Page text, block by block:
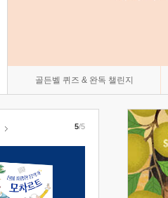
골든벨 퀴즈 & 완독 챌린지
5/5